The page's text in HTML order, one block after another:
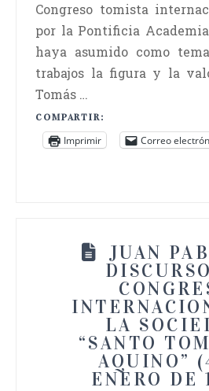
Congreso tomista
por la Pontificia
haya asumido como
trabajos la figura y la
Tomás …
COMPARTIR:
Imprimir Correo
JUAN
LA
“SANTO
AQUINO”
ENERO DE